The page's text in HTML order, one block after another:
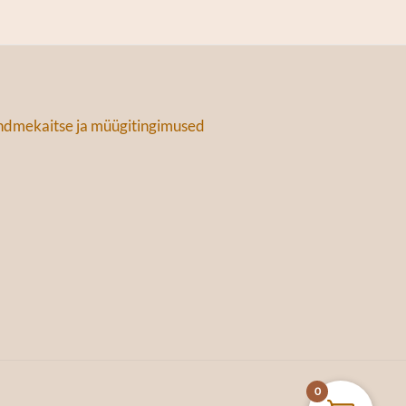
ja müügitingimused
0